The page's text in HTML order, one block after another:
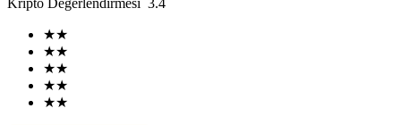
Teminat olarak USDT kullanan vadeli işlemler
★★
★★
★★
★★
★★